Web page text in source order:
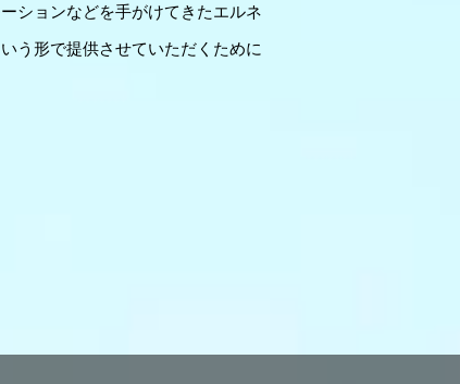
ションなどを手がけてきたエルネ
う形で提供させていただくために